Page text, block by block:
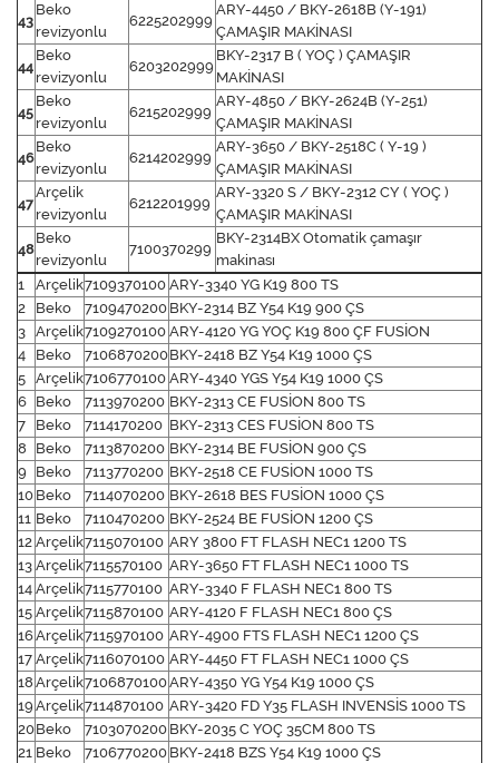
43
Beko
revizyonlu
6225202999
ARY-4450 / BKY-2618B (Y-191)
ÇAMAŞIR MAKİNASI
44
Beko
revizyonlu
6203202999
BKY-2317 B ( YOÇ ) ÇAMAŞIR
MAKİNASI
45
Beko
revizyonlu
6215202999
ARY-4850 / BKY-2624B (Y-251)
ÇAMAŞIR MAKİNASI
46
Beko
revizyonlu
6214202999
ARY-3650 / BKY-2518C ( Y-19 )
ÇAMAŞIR MAKİNASI
47
Arçelik
revizyonlu
6212201999
ARY-3320 S / BKY-2312 CY ( YOÇ )
ÇAMAŞIR MAKİNASI
48
Beko
revizyonlu
7100370299
BKY-2314BX Otomatik çamaşır
makinası
1
Arçelik7109370100 ARY-3340 YG K19 800 TS
2
Beko 7109470200 BKY-2314 BZ Y54 K19 900 ÇS
3 Arçelik7109270100 ARY-4120 YG YOÇ K19 800 ÇF FUSİON
4
Beko 7106870200BKY-2418 BZ Y54 K19 1000 ÇS
5 Arçelik7106770100 ARY-4340 YGS Y54 K19 1000 ÇS
6 Beko 7113970200 BKY-2313 CE FUSİON 800 TS
7
Beko 7114170200 BKY-2313 CES FUSİON 800 TS
8
Beko 7113870200 BKY-2314 BE FUSİON 900 ÇS
9
Beko 7113770200 BKY-2518 CE FUSİON 1000 TS
10 Beko 7114070200 BKY-2618 BES FUSİON 1000 ÇS
11 Beko 7110470200 BKY-2524 BE FUSİON 1200 ÇS
12 Arçelik7115070100 ARY 3800 FT FLASH NEC1 1200 TS
13 Arçelik7115570100 ARY-3650 FT FLASH NEC1 1000 TS
14 Arçelik7115770100 ARY-3340 F FLASH NEC1 800 TS
15 Arçelik7115870100 ARY-4120 F FLASH NEC1 800 ÇS
16Arçelik7115970100 ARY-4900 FTS FLASH NEC1 1200 ÇS
17 Arçelik7116070100 ARY-4450 FT FLASH NEC1 1000 ÇS
18 Arçelik7106870100ARY-4350 YG Y54 K19 1000 ÇS
19 Arçelik7114870100 ARY-3420 FD Y35 FLASH INVENSİS 1000 TS
20Beko 7103070200 BKY-2035 C YOÇ 35CM 800 TS
21 Beko 7106770200 BKY-2418 BZS Y54 K19 1000 ÇS